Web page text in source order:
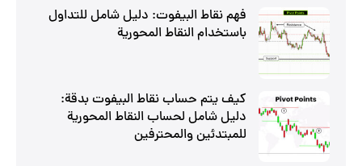
فهم نقاط البيفوت: دليل شامل للتداول
باستخدام النقاط المحورية
كيف يتم حساب نقاط البيفوت بدقة:
دليل شامل لحساب النقاط المحورية
للمبتدئين والمحترفين